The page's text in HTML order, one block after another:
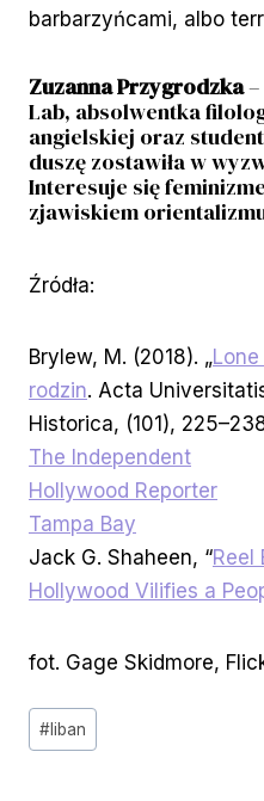
barbarzyńcami, albo
Zuzanna Przygrodzka–
Lab, absolwentka
angielskiej oraz
duszę zostawiła w
Interesuje się
zjawiskiem
Źródła:
Brylew, M. (2018). „
rodzin. Acta
Historica, (101),
The Independent
Hollywood Reporter
Tampa Bay
Jack G. Shaheen, “Reel
Hollywood Vilifies a
fot. Gage Skidmore,
Tagi
wpisu:
#liban